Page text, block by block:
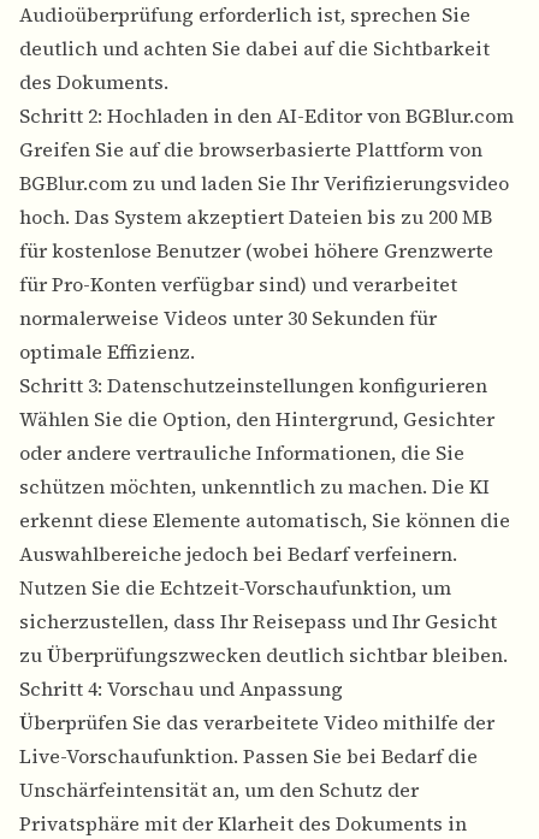
Audioüberprüfung erforderlich ist, sprechen Sie
deutlich und achten Sie dabei auf die Sichtbarkeit
des Dokuments.
Schritt 2: Hochladen in den AI-Editor von BGBlur.com
Greifen Sie auf die browserbasierte Plattform von
BGBlur.com zu und laden Sie Ihr Verifizierungsvideo
hoch. Das System akzeptiert Dateien bis zu 200 MB
für kostenlose Benutzer (wobei höhere Grenzwerte
für Pro-Konten verfügbar sind) und verarbeitet
normalerweise Videos unter 30 Sekunden für
optimale Effizienz.
Schritt 3: Datenschutzeinstellungen konfigurieren
Wählen Sie die Option, den Hintergrund, Gesichter
oder andere vertrauliche Informationen, die Sie
schützen möchten, unkenntlich zu machen. Die KI
erkennt diese Elemente automatisch, Sie können die
Auswahlbereiche jedoch bei Bedarf verfeinern.
Nutzen Sie die Echtzeit-Vorschaufunktion, um
sicherzustellen, dass Ihr Reisepass und Ihr Gesicht
zu Überprüfungszwecken deutlich sichtbar bleiben.
Schritt 4: Vorschau und Anpassung
Überprüfen Sie das verarbeitete Video mithilfe der
Live-Vorschaufunktion. Passen Sie bei Bedarf die
Unschärfeintensität an, um den Schutz der
Privatsphäre mit der Klarheit des Dokuments in